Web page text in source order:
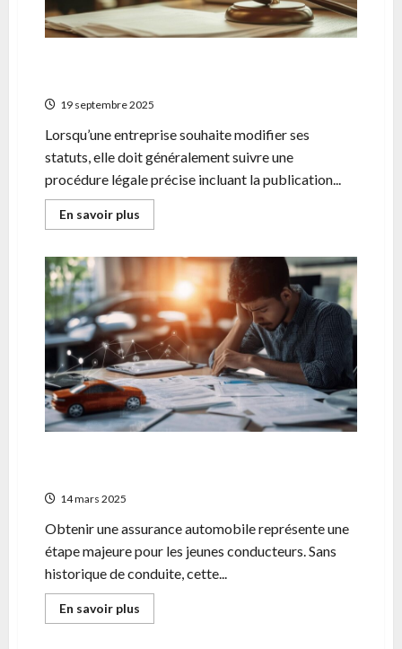
19 septembre 2025
Lorsqu’une entreprise souhaite modifier ses
statuts, elle doit généralement suivre une
procédure légale précise incluant la publication...
En savoir plus
savoir
Annonce
légale
et
modification
des
statuts
d’une
société
14 mars 2025
Obtenir une assurance automobile représente une
étape majeure pour les jeunes conducteurs. Sans
historique de conduite, cette...
En savoir plus
savoir